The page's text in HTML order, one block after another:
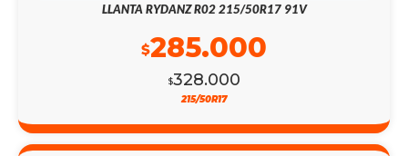
LLANTA RYDANZ R02 215/50R17 91V
$328.000
$285.000
215/50R17